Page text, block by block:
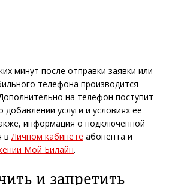
минут после отправки заявки или
телефона производится
на телефон поступит
добавлении услуги и условиях ее
информация о подключенной
вЛичном кабинете абонента и
Мой Билайн.
и запретить